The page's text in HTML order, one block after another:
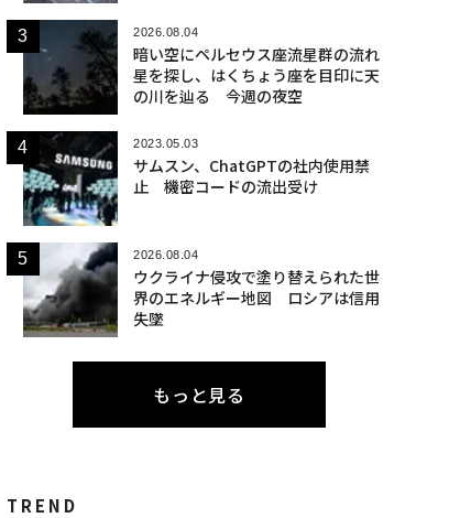
2026.08.04
暗い空にペルセウス座流星群の流れ
星を探し、はくちょう座を目印に天
の川を辿る 今週の夜空
2023.05.03
サムスン、ChatGPTの社内使用禁
止 機密コードの流出受け
2026.08.04
ウクライナ侵攻で塗り替えられた世
界のエネルギー地図 ロシアは信用
失墜
もっと見る
TREND